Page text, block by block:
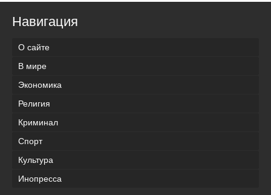
Навигация
О сайте
В мире
Экономика
Религия
Криминал
Спорт
Культура
Инопресса